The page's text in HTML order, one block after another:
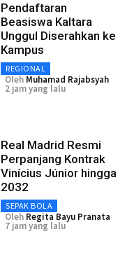
Pendaftaran
Beasiswa Kaltara
Unggul Diserahkan ke
Kampus
REGIONAL
Oleh Muhamad Rajabsyah
2 jam yang lalu
Real Madrid Resmi
Perpanjang Kontrak
Vinícius Júnior hingga
2032
SEPAK BOLA
Oleh Regita Bayu Pranata
7 jam yang lalu